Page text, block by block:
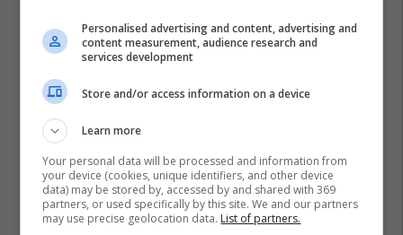
Personalised advertising and content, advertising and
content measurement, audience research and
services development
Store and/or access information on a device
Learn more
Your personal data will be processed and information from
your device (cookies, unique identifiers, and other device
data) may be stored by, accessed by and shared with 369
partners, or used specifically by this site. We and our partners
may use precise geolocation data. List of partners.